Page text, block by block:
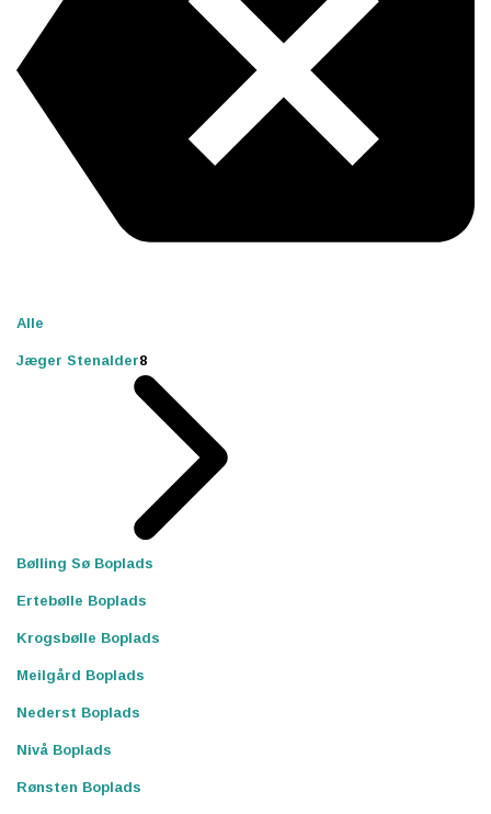
Alle
Jæger Stenalder8
Bølling Sø Boplads
Ertebølle Boplads
Krogsbølle Boplads
Meilgård Boplads
Nederst Boplads
Nivå Boplads
Rønsten Boplads